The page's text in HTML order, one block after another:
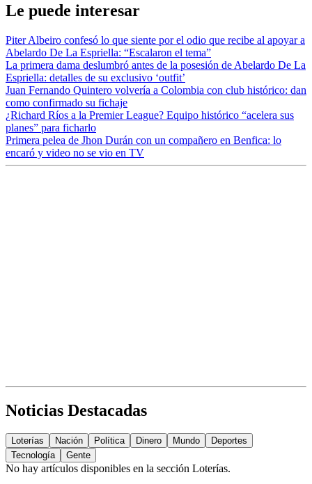
Le puede interesar
Piter Albeiro confesó lo que siente por el odio que recibe al apoyar a
Abelardo De La Espriella: “Escalaron el tema”
La primera dama deslumbró antes de la posesión de Abelardo De La
Espriella: detalles de su exclusivo ‘outfit’
Juan Fernando Quintero volvería a Colombia con club histórico: dan
como confirmado su fichaje
¿Richard Ríos a la Premier League? Equipo histórico “acelera sus
planes” para ficharlo
Primera pelea de Jhon Durán con un compañero en Benfica: lo
encaró y video no se vio en TV
Noticias Destacadas
Loterías Nación Política Dinero Mundo
Deportes
Tecnología
Gente
No hay artículos disponibles en la sección Loterías.